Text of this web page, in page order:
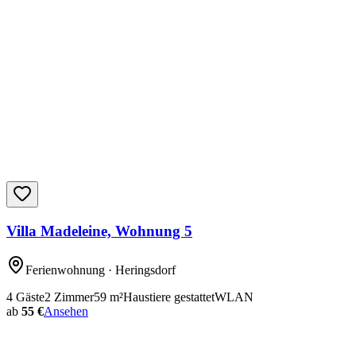
Villa Madeleine, Wohnung 5
Ferienwohnung · Heringsdorf
4 Gäste2 Zimmer59 m²Haustiere gestattetWLAN
ab 55 €Ansehen